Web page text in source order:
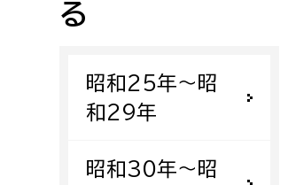
事業者
戸籍住民課
福祉健康部
福祉政策課
る
昭和25年〜昭
和29年
昭和30年〜昭